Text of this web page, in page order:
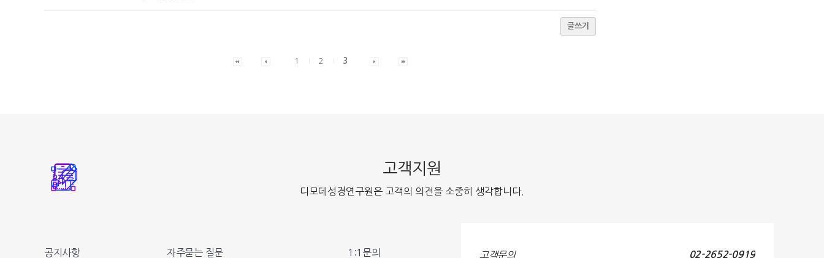
글쓰기
1 2 3
고객지원
디모데성경연구원은 고객의 의견을 소중히 생각합니다.
공지사항 자주묻는 질문 1:1문의 고객문의 02-2652-0919